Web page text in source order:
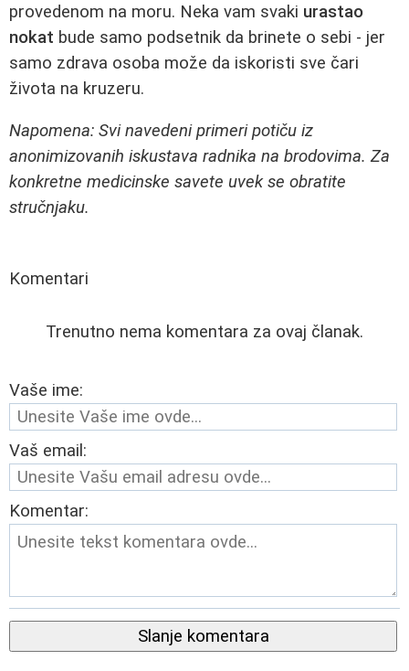
provedenom na moru. Neka vam svaki urastao
nokat bude samo podsetnik da brinete o sebi - jer
samo zdrava osoba može da iskoristi sve čari
života na kruzeru.
Napomena: Svi navedeni primeri potiču iz
anonimizovanih iskustava radnika na brodovima. Za
konkretne medicinske savete uvek se obratite
stručnjaku.
Komentari
Trenutno nema komentara za ovaj članak.
Vaše ime:
Vaš email:
Komentar:
Slanje komentara